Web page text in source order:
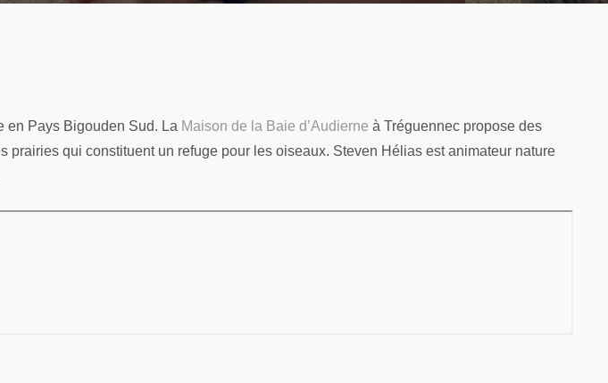
en Pays Bigouden Sud. La Maison de la Baie d’Audierne à Tréguennec propose des
qui constituent un refuge pour les oiseaux. Steven Hélias est animateur nature